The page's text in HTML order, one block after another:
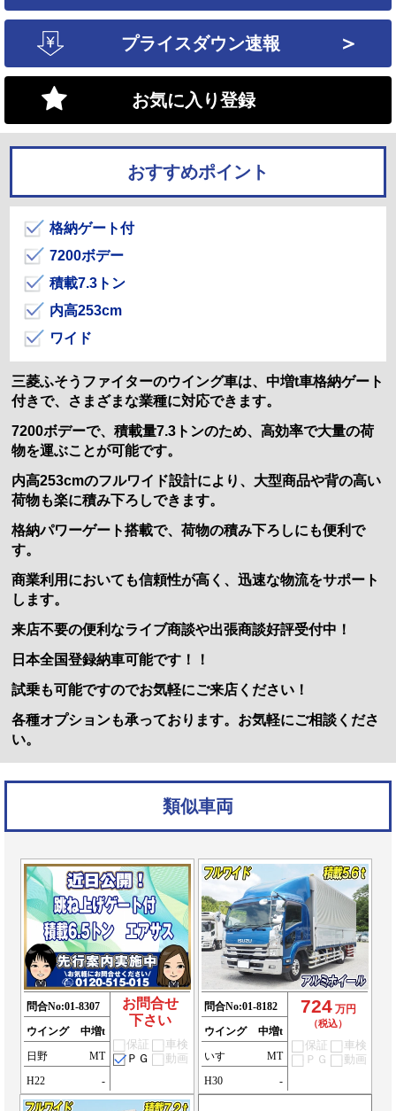
プライスダウン速報 ＞
お気に入り登録
おすすめポイント
格納ゲート付
7200ボデー
積載7.3トン
内高253cm
ワイド
三菱ふそうファイターのウイング車は、中増t車格納ゲート
付きで、さまざまな業種に対応できます。
7200ボデーで、積載量7.3トンのため、高効率で大量の荷
物を運ぶことが可能です。
内高253cmのフルワイド設計により、大型商品や背の高い
荷物も楽に積み下ろしできます。
格納パワーゲート搭載で、荷物の積み下ろしにも便利で
す。
商業利用においても信頼性が高く、迅速な物流をサポート
します。
来店不要の便利なライブ商談や出張商談好評受付中！
日本全国登録納車可能です！！
試乗も可能ですのでお気軽にご来店ください！
各種オプションも承っております。お気軽にご相談くださ
い。
類似車両
問合No:01-8307
ウイング
中増t
日野
MT
H22
-
お問合せ
下さい
保証
車検
ＰＧ
動画
問合No:01-8182
ウイング
中増t
いすゞ
MT
H30
-
724 万円
（税込）
保証
車検
ＰＧ
動画